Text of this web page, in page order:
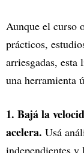
Aunque el curso
prácticos,
arriesgadas,
una herramienta
1. Bajá la
acelera. Usá
independientes y